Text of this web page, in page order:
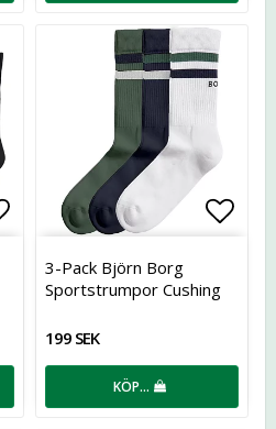
Lägg till i favoritlistan
3-Pack Björn Borg
Sportstrumpor Cushing
199 SEK
KÖP…